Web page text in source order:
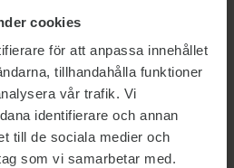
cookies
för att anpassa innehållet
tillhandahålla funktioner
vår trafik. Vi
identifierare och annan
till de sociala medier och
som vi samarbetar med.
email to cwiding15@gmail.com
6751635
Länk till: Bli medlem
medlem